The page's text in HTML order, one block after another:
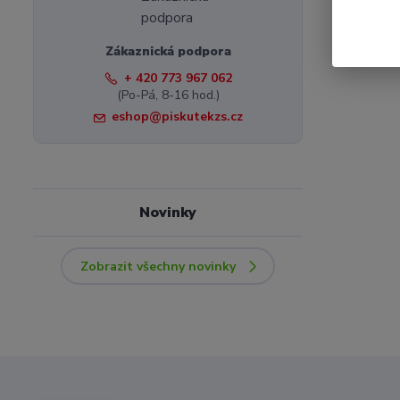
Zákaznická podpora
+ 420 773 967 062
(Po-Pá, 8-16 hod.)
eshop@piskutekzs.cz
Novinky
Zobrazit všechny novinky